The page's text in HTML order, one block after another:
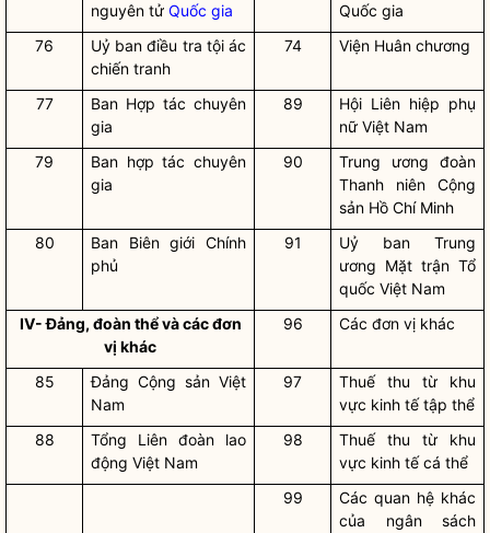
nguyên tửQuốc gia
Quốc gia
76
Uỷ ban điều tra tội ác
chiến tranh
74 Viện Huân chương
77
Ban Hợp tác chuyên
gia
89
Hội Liên hiệp phụ
nữ Việt Nam
79
Ban hợp tác chuyên
gia
90
Trung ương đoàn
Thanh niên Cộng
sản Hồ Chí Minh
80
Ban Biên giới Chính
phủ
91
Uỷ ban Trung
ương Mặt trận Tổ
quốc Việt Nam
IV- Đảng, đoàn thể và các đơn
vị khác
96 Các đơn vị khác
85
Đảng Cộng sản Việt
Nam
97
Thuế thu từ khu
vực kinh tế tập thể
88
Tổng Liên đoàn lao
động Việt Nam
98
Thuế thu từ khu
vực kinh tế cá thể
99
Các quan hệ khác
của ngân sách